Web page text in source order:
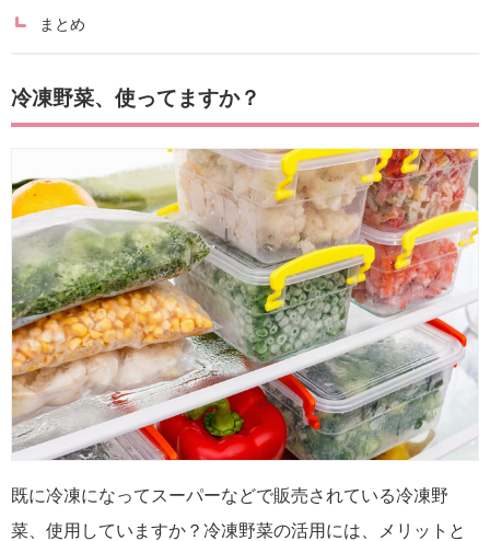
まとめ
冷凍野菜、使ってますか？
既に冷凍になってスーパーなどで販売されている冷凍野
菜、使用していますか？冷凍野菜の活用には、メリットと